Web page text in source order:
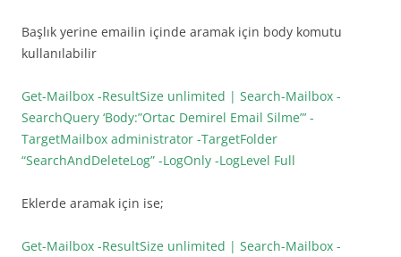
Başlık yerine emailin içinde aramak için body komutu
kullanılabilir
Get-Mailbox -ResultSize unlimited | Search-Mailbox -
SearchQuery ‘Body:”Ortac Demirel Email Silme”’ -
TargetMailbox administrator -TargetFolder
“SearchAndDeleteLog” -LogOnly -LogLevel Full
Eklerde aramak için ise;
Get-Mailbox -ResultSize unlimited | Search-Mailbox -